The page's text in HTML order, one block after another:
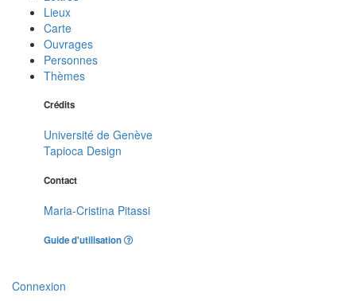
Lieux
Carte
Ouvrages
Personnes
Thèmes
Crédits
Université de Genève
Tapioca Design
Contact
Maria-Cristina Pitassi
Guide d'utilisation
Connexion